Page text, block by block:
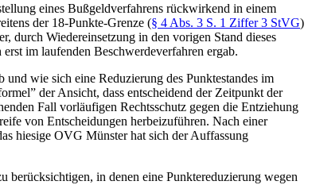
eines Bußgeldverfahrens rückwirkend in einem
der 18-Punkte-Grenze (§ 4 Abs. 3 S. 1 Ziffer 3 StVG)
durch Wiedereinsetzung in den vorigen Stand dieses
im laufenden Beschwerdeverfahren ergab.
wie sich eine Reduzierung des Punktestandes im
der Ansicht, dass entscheidend der Zeitpunkt der
Fall vorläufigen Rechtsschutz gegen die Entziehung
von Entscheidungen herbeizuführen. Nach einer
hiesige OVG Münster hat sich der Auffassung
berücksichtigen, in denen eine Punktereduzierung wegen